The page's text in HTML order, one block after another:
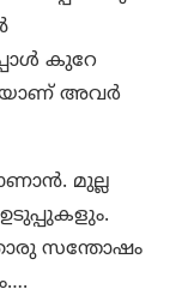
കുറേ
അവർ
മുല്ല
ഉടുപ്പുകളും.
സന്തോഷം